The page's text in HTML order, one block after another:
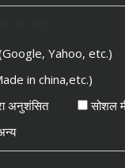
Yahoo, etc.)
in china,etc.)
अनुशंसित
सोशल